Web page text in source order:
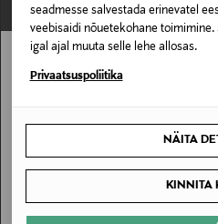
seadmesse salvestada erinevatel
veebisaidi nõuetekohane
igal ajal muuta selle lehe allosas.
Privaatsuspoliitika
NÄITA
KINNITA
EELIS KUPONGIGA
J.LINDEBERG
Stockmann pole Sinu
SAAN